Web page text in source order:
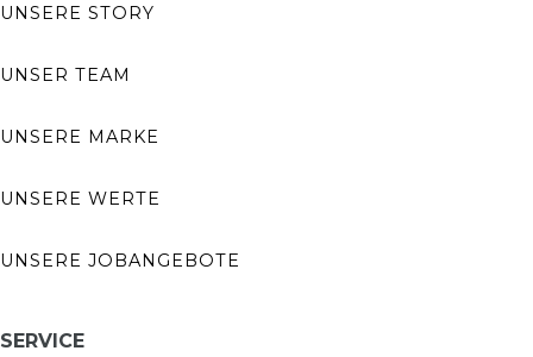
UNSERE STORY
UNSER TEAM
UNSERE MARKE
UNSERE WERTE
UNSERE JOBANGEBOTE
SERVICE